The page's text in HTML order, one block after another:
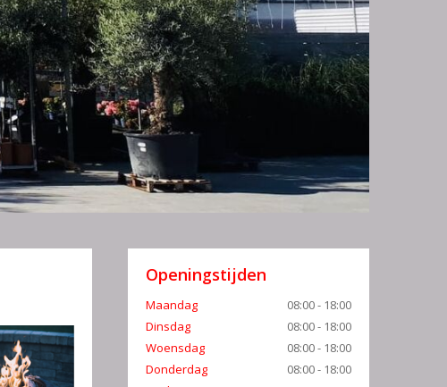
Openingstijden
Maandag
08:00 - 18:00
Dinsdag
08:00 - 18:00
Woensdag
08:00 - 18:00
Donderdag
08:00 - 18:00